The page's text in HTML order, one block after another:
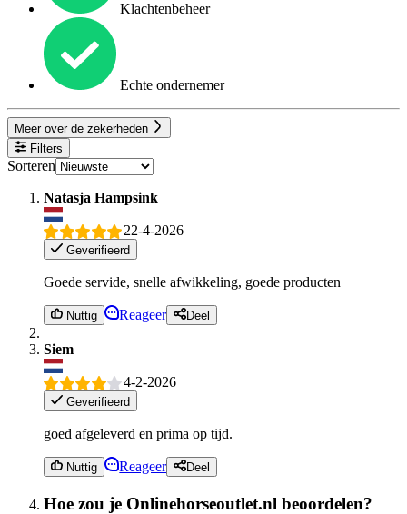
Klachtenbeheer
Echte ondernemer
Meer over de zekerheden
Filters
Sorteren
Natasja Hampsink
22-4-2026
Geverifieerd
Goede servide, snelle afwikkeling, goede producten
Nuttig Reageer Deel
Siem
4-2-2026
Geverifieerd
goed afgeleverd en prima op tijd.
Nuttig Reageer Deel
Hoe zou je Onlinehorseoutlet.nl beoordelen?